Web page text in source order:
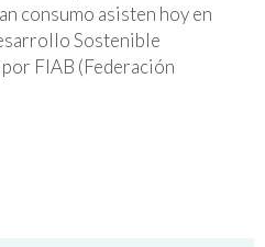
consumo asisten hoy en
Sostenible
FIAB (Federación